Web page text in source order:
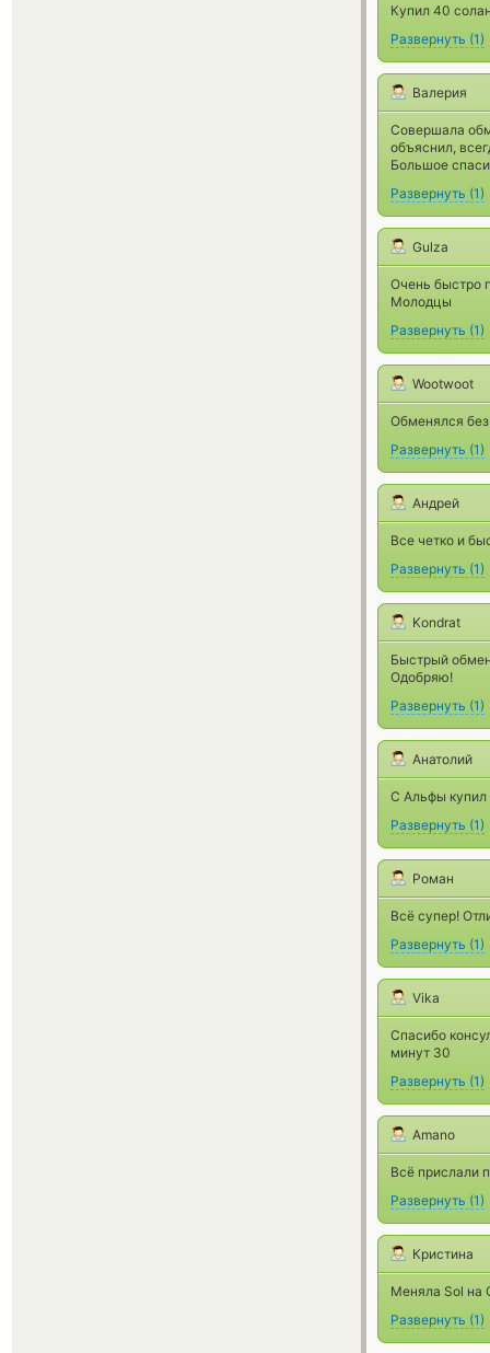
Купил 40
Развернуть (1)
Валерия
Совершала
объяснил,
Большое
Развернуть (1)
Gulza
Очень быстро
Молодцы
Развернуть (1)
Wootwoot
Обменялся
Развернуть (1)
Андрей
Все четко и
Развернуть (1)
Kondrat
Быстрый
Одобряю!
Развернуть (1)
Анатолий
С Альфы купил
Развернуть (1)
Роман
Всё супер!
Развернуть (1)
Vika
Спасибо
минут 30
Развернуть (1)
Amano
Всё прислали
Развернуть (1)
Кристина
Меняла Sol на
Развернуть (1)